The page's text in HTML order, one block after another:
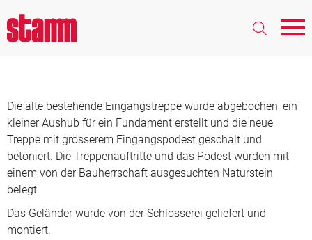
Eingangstreppe, Reinach
Die alte bestehende Eingangstreppe wurde abgebochen, ein
kleiner Aushub für ein Fundament erstellt und die neue
Treppe mit grösserem Eingangspodest geschalt und
betoniert. Die Treppenauftritte und das Podest wurden mit
einem von der Bauherrschaft ausgesuchten Naturstein
belegt.
Das Geländer wurde von der Schlosserei geliefert und
montiert.